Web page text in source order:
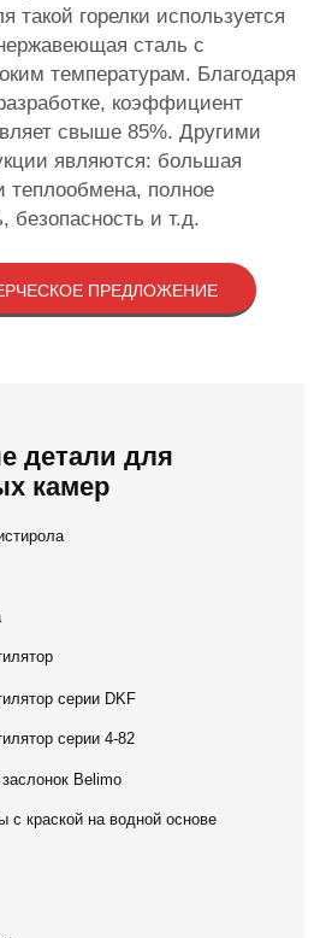
такой горелки используется
сталь с
температурам. Благодаря
коэффициент
свыше 85%. Другими
являются: большая
теплообмена, полное
безопасность и т.д.
ПРЕДЛОЖЕНИЕ
детали для
камер
серии DKF
серии 4-82
Belimo
с краской на водной основе